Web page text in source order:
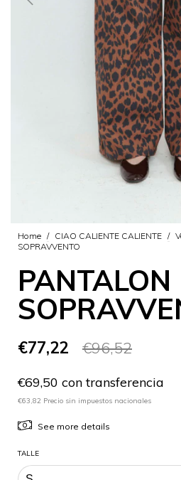
Home / CIAO CALIENTE CALIENTE /
SOPRAVVENTO
PANTALON
€77,22 €96,52
€69,50 con transferencia
€63,82 Precio sin impuestos nacionales
See more details
TALLE